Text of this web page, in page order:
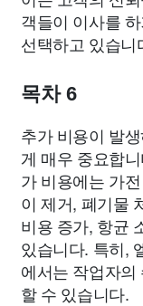
객들이 이사를
선택하고 있습니
목차 6
추가 비용이 발
게 매우 중요합
가 비용에는 가
이 제거, 폐기물
비용 증가, 항균
있습니다. 특히,
에서는 작업자
할 수 있습니다.